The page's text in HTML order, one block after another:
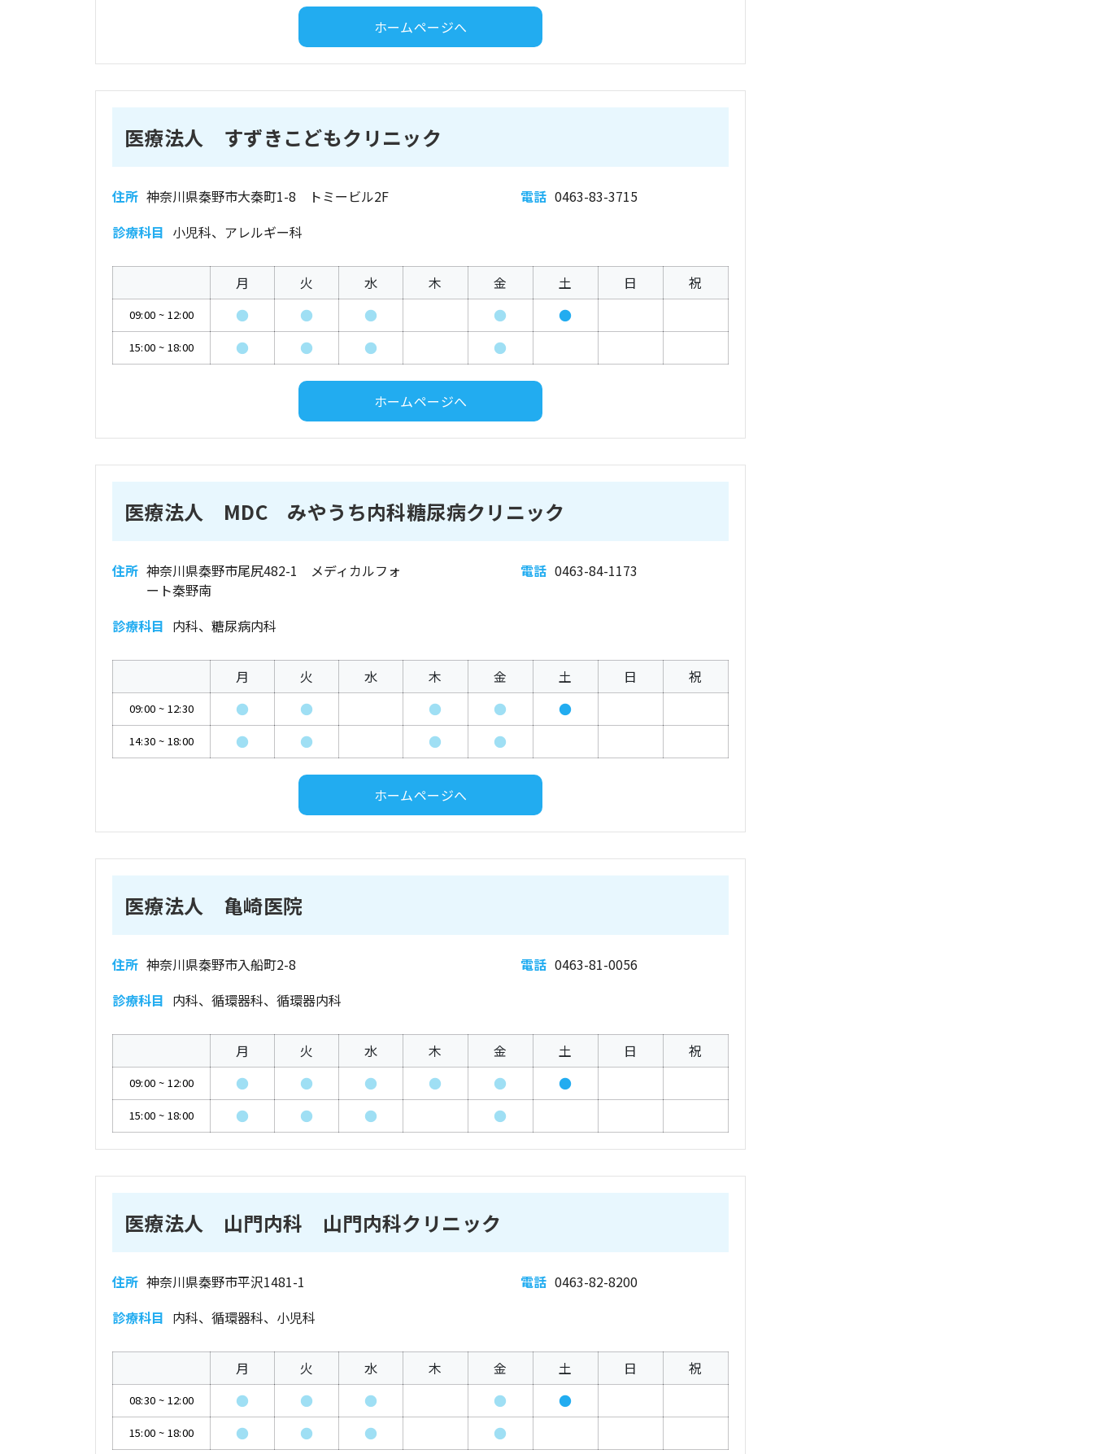
ホームページへ
医療法人 すずきこどもクリニック
住所 神奈川県秦野市大秦町1-8 トミービル2F 電話 0463-83-3715
診療科目 小児科、アレルギー科
月 火 水 木 金 土 日 祝
09:00 ~ 12:00 ● ● ● ● ●
15:00 ~ 18:00 ● ● ● ●
ホームページへ
医療法人 MDC みやうち内科糖尿病クリニック
住所 神奈川県秦野市尾尻482-1 メディカルフォ
ート秦野南
電話 0463-84-1173
診療科目 内科、糖尿病内科
月 火 水 木 金 土 日 祝
09:00 ~ 12:30 ● ● ● ● ●
14:30 ~ 18:00 ● ● ● ●
ホームページへ
医療法人 亀崎医院
住所 神奈川県秦野市入船町2-8 電話 0463-81-0056
診療科目 内科、循環器科、循環器内科
月 火 水 木 金 土 日 祝
09:00 ~ 12:00 ● ● ● ● ● ●
15:00 ~ 18:00 ● ● ● ●
医療法人 山門内科 山門内科クリニック
住所 神奈川県秦野市平沢1481-1 電話 0463-82-8200
診療科目 内科、循環器科、小児科
月 火 水 木 金 土 日 祝
08:30 ~ 12:00 ● ● ● ● ●
15:00 ~ 18:00 ● ● ● ●